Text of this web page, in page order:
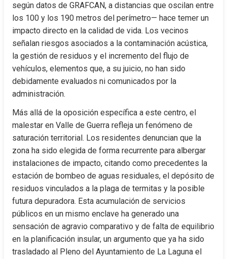
según datos de GRAFCAN, a distancias que oscilan entre
los 100 y los 190 metros del perímetro— hace temer un
impacto directo en la calidad de vida. Los vecinos
señalan riesgos asociados a la contaminación acústica,
la gestión de residuos y el incremento del flujo de
vehículos, elementos que, a su juicio, no han sido
debidamente evaluados ni comunicados por la
administración.
Más allá de la oposición específica a este centro, el
malestar en Valle de Guerra refleja un fenómeno de
saturación territorial. Los residentes denuncian que la
zona ha sido elegida de forma recurrente para albergar
instalaciones de impacto, citando como precedentes la
estación de bombeo de aguas residuales, el depósito de
residuos vinculados a la plaga de termitas y la posible
futura depuradora. Esta acumulación de servicios
públicos en un mismo enclave ha generado una
sensación de agravio comparativo y de falta de equilibrio
en la planificación insular, un argumento que ya ha sido
trasladado al Pleno del Ayuntamiento de La Laguna el